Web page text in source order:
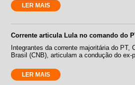
LER MAIS
Corrente articula Lula no comando do
Integrantes da corrente majoritária do PT,
Brasil (CNB), articulam a condução do
LER MAIS